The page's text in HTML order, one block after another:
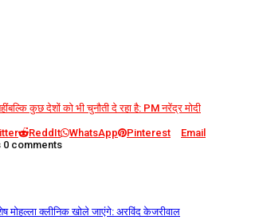
बल्कि कुछ देशों को भी चुनौती दे रहा है: PM नरेंद्र मोदी
ReddIt WhatsApp Pinterest
Email
0 comments
मोहल्ला क्लीनिक खोले जाएंगे: अरविंद केजरीवाल